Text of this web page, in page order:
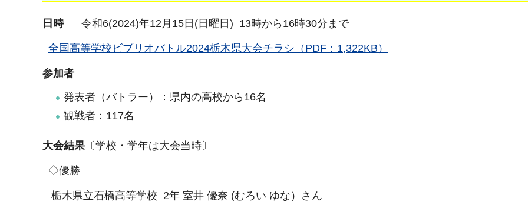
日時令和6(2024)年12月15日(日曜日) 13時から16時30分まで
全国高等学校ビブリオバトル2024栃木県大会チラシ（PDF：1,322KB）
参加者
発表者（バトラー）：県内の高校から16名
観戦者：117名
大会結果 〔学校・学年は大会当時〕
◇優勝
栃木県立石橋高等学校 2年 室井 優奈 (むろい ゆな）さん